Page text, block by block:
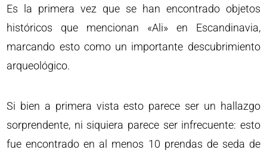
Es la primera vez que se han encontrado objetos
históricos que mencionan «Ali» en Escandinavia,
marcando esto como un importante descubrimiento
arqueológico.
Si bien a primera vista esto parece ser un hallazgo
sorprendente, ni siquiera parece ser infrecuente: esto
fue encontrado en al menos 10 prendas de seda de